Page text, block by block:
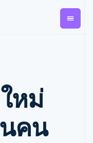
Global
Payouts
เบิกจ่าย
ให้กับ
หม่
คน